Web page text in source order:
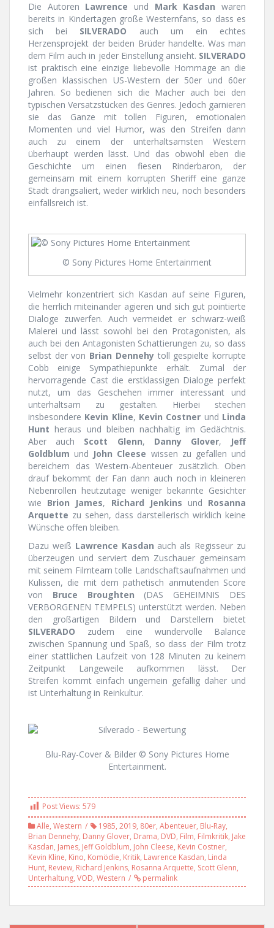
Die Autoren Lawrence und Mark Kasdan waren
bereits in Kindertagen große Westernfans, so dass es
sich bei SILVERADO auch um ein echtes
Herzensprojekt der beiden Brüder handelte. Was man
dem Film auch in jeder Einstellung ansieht. SILVERADO
ist praktisch eine einzige liebevolle Hommage an die
großen klassischen US-Western der 50er und 60er
Jahren. So bedienen sich die Macher auch bei den
typischen Versatzstücken des Genres. Jedoch garnieren
sie das Ganze mit tollen Figuren, emotionalen
Momenten und viel Humor, was den Streifen dann
auch zu einem der unterhaltsamsten Western
überhaupt werden lässt. Und das obwohl eben die
Geschichte um einen fiesen Rinderbaron, der
gemeinsam mit einem korrupten Sheriff eine ganze
Stadt drangsaliert, weder wirklich neu, noch besonders
einfallsreich ist.
© Sony Pictures Home Entertainment
Vielmehr konzentriert sich Kasdan auf seine Figuren,
die herrlich miteinander agieren und sich gut pointierte
Dialoge zuwerfen. Auch vermeidet er schwarz-weiß
Malerei und lässt sowohl bei den Protagonisten, als
auch bei den Antagonisten Schattierungen zu, so dass
selbst der von Brian Dennehytoll gespielte korrupte
Cobb einige Sympathiepunkte erhält. Zumal der
hervorragende Cast die erstklassigen Dialoge perfekt
nutzt, um das Geschehen immer interessant und
unterhaltsam zu gestalten. Hierbei stechen
insbesondere Kevin Kline, Kevin Costner und Linda
Hunt heraus und bleiben nachhaltig im Gedächtnis.
Aber auch Scott Glenn, Danny Glover,
Jeff
Goldblum und John Cleese wissen zu gefallen und
bereichern das Western-Abenteuer zusätzlich. Oben
drauf bekommt der Fan dann auch noch in kleineren
Nebenrollen heutzutage weniger bekannte Gesichter
wie Brion James, Richard Jenkins und Rosanna
Arquette zu sehen, dass darstellerisch wirklich keine
Wünsche offen bleiben.
Dazu weiß Lawrence Kasdan auch als Regisseur zu
überzeugen und serviert dem Zuschauer gemeinsam
mit seinem Filmteam tolle Landschaftsaufnahmen und
Kulissen, die mit dem pathetisch anmutenden Score
von Bruce Broughten (DAS GEHEIMNIS DES
VERBORGENEN TEMPELS) unterstützt werden. Neben
den großartigen Bildern und Darstellern bietet
SILVERADO zudem eine wundervolle Balance
zwischen Spannung und Spaß, so dass der Film trotz
einer stattlichen Laufzeit von 128 Minuten zu keinem
Zeitpunkt Langeweile aufkommen lässt. Der
Streifen kommt einfach ungemein gefällig daher und
ist Unterhaltung in Reinkultur.
Blu-Ray-Cover & Bilder © Sony Pictures Home
Entertainment.
Post Views: 579
Alle, Western 1985, 2019, 80er, Abenteuer, Blu-Ray,
Brian Dennehy, Danny Glover, Drama, DVD, Film, Filmkritik, Jake
Kasdan, James, Jeff Goldblum, John Cleese, Kevin Costner,
Kevin Kline, Kino, Komödie, Kritik, Lawrence Kasdan, Linda
Hunt, Review, Richard Jenkins, Rosanna Arquette, Scott Glenn,
Unterhaltung, VOD, Western permalink